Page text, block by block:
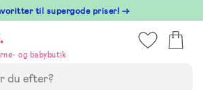
til supergode priser! →
og babybutik